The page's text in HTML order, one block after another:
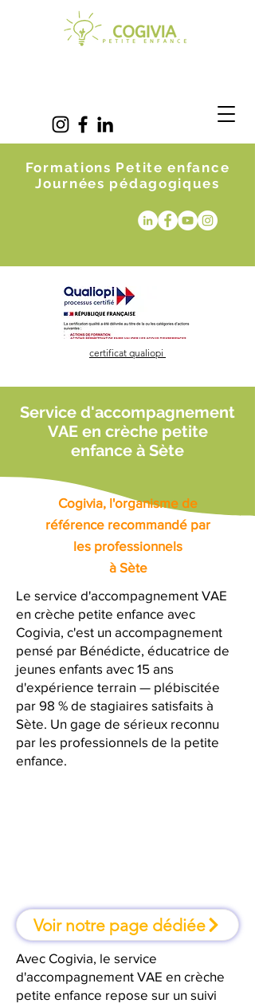
Formations Petite enfance
Journées pédagogiques
certificat qualiopi
Service d'accompagnement
VAE en crèche petite
enfance à Sète
Cogivia, l'organisme de
référence recommandé par
les professionnels
à Sète
Le service d'accompagnement VAE
en crèche petite enfance avec
Cogivia, c'est un accompagnement
pensé par Bénédicte, éducatrice de
jeunes enfants avec 15 ans
d'expérience terrain — plébiscitée
par 98 % de stagiaires satisfaits à
Sète. Un gage de sérieux reconnu
par les professionnels de la petite
enfance.
Voir notre page dédiée
Avec Cogivia, le service
d'accompagnement VAE en crèche
petite enfance repose sur un suivi